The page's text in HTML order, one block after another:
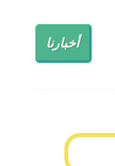
أخبارنا